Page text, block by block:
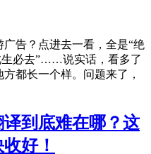
告？点进去一看，全是“绝
生必去”……说实话，看多了
都长一个样。问题来了，
到底难在哪？这
好！